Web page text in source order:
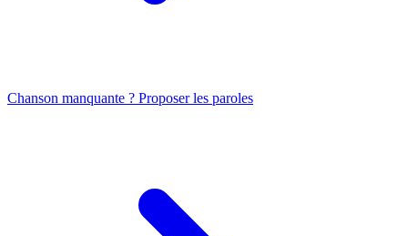
Chanson manquante ? Proposer les paroles